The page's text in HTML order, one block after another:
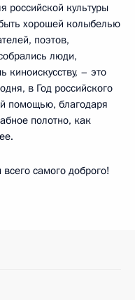
российской культуры
хорошей колыбелью
поэтов,
люди,
киноискусству, – это
в Год российского
помощью, благодаря
полотно, как
самого доброго!